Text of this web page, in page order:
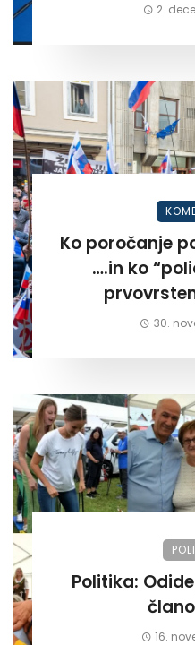
2.
Ko poročanje
….in ko “policist”
30.
Politika: Odide jih 30 pride 600
16.